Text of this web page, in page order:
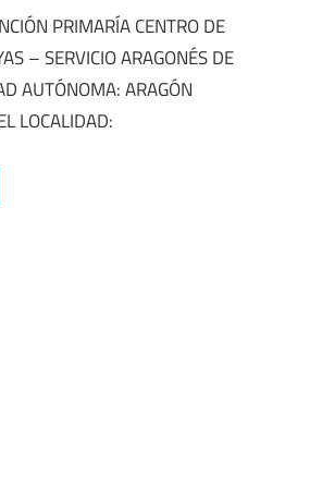
PRIMARÍA CENTRO DE
– SERVICIO ARAGONÉS DE
AUTÓNOMA: ARAGÓN
LOCALIDAD: